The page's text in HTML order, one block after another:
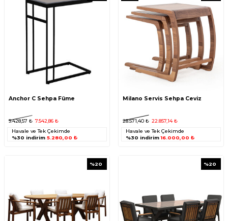
Anchor C Sehpa Füme
9.428,57 ₺ 7.542,86 ₺
Havale ve Tek Çekimde
%30 indirim 5.280,00 ₺
Milano Servis Sehpa Ceviz
28.571,40 ₺ 22.857,14₺
Havale ve Tek Çekimde
%30 indirim 16.000,00 ₺
%20 %20